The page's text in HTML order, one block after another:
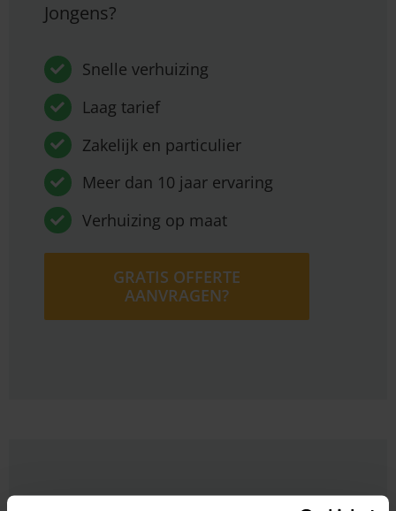
Jongens?
Snelle verhuizing
Laag tarief
Zakelijk en particulier
Meer dan 10 jaar ervaring
Verhuizing op maat
GRATIS OFFERTE
AANVRAGEN?